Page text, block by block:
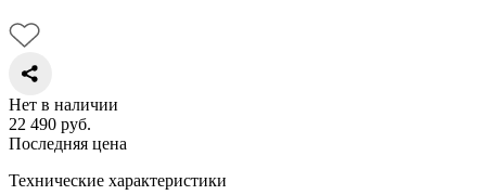
Нет в наличии
22 490 руб.
Последняя цена
Технические характеристики